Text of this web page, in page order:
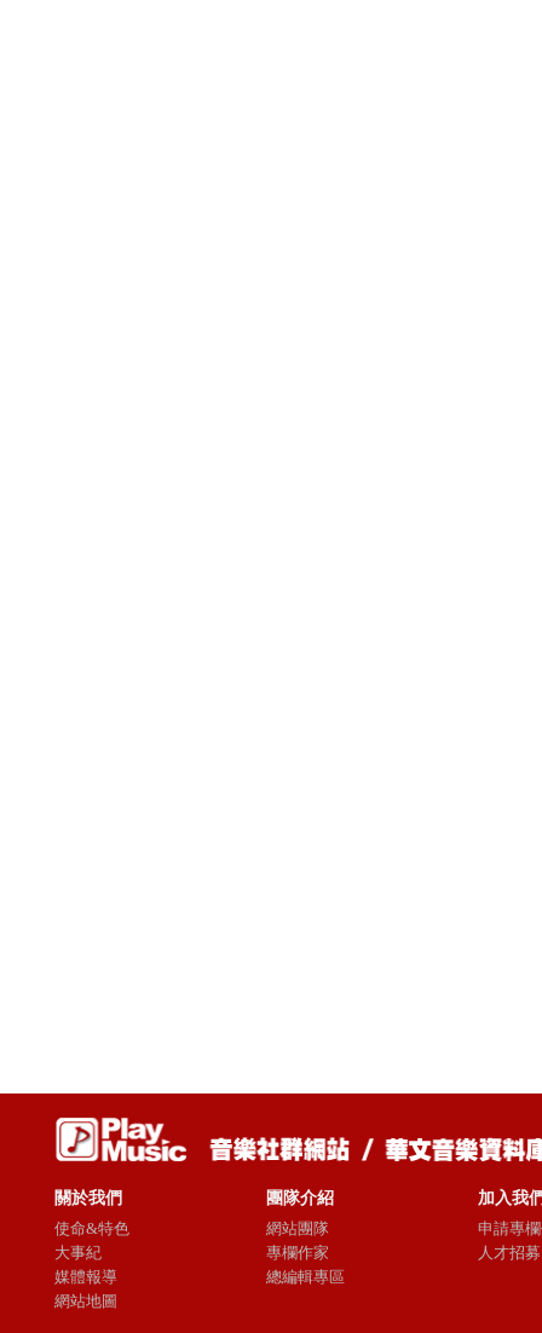
關於我們
使命&特色
大事紀
媒體報導
網站地圖
團隊介紹
網站團隊
專欄作家
總編輯專區
加入我
申請專
人才招募